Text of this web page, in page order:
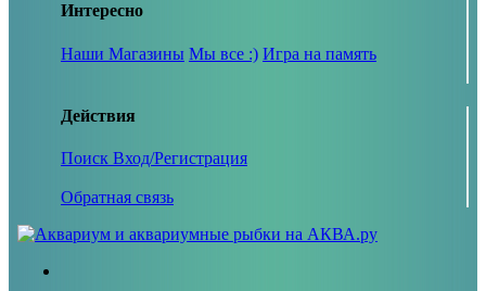
Интересно
Наши Магазины Мы все :) Игра на память
Действия
Поиск Вход/Регистрация
Обратная связь